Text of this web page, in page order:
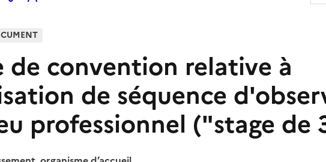
de convention relative à
de séquence
professionnel ("stage de